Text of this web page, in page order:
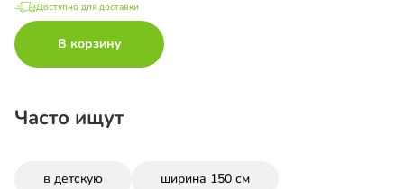
Доступно для доставки
В корзину
Часто ищут
в детскую ширина 150 см